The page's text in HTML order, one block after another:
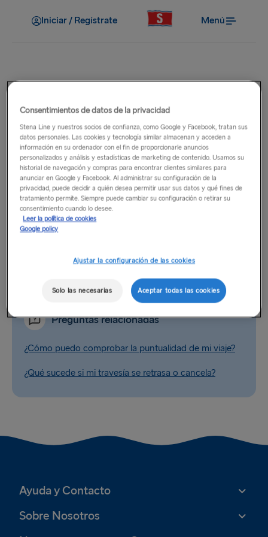
Iniciar / Regístrate Menú
¿A qué hora sale el ferry?
Los horarios de facturación para cada ruta y ferry se
muestran en tu billete electrónico y en tu aviso de reserva.
Compruébalo detenidamente antes de viajar. Algunos
servicios Tren y barco por el Mar de Irlanda pueden tener
llegadas de trenes programadas después de la última hora
de salida; sin embargo, dichos pasajeros aún podrán
embarcar. Si los servicios de trenes se demoran, los barcos
barco, sujeto a la discreción del Capitán.
Preguntas relacionadas
¿Cómo puedo comprobar la puntualidad de mi viaje?
¿Qué sucede si mi travesía se retrasa o cancela?
Ayuda y Contacto
Sobre Nosotros
Consentimientos de datos de la privacidad
Stena Line y nuestros socios de confianza, como Google y Facebook, tratan sus
datos personales. Las cookies y tecnología similar almacenan y acceden a
información en su ordenador con el fin de proporcionarle anuncios
personalizados y análisis y estadísticas de marketing de contenido. Usamos su
historial de navegación y compras para encontrar clientes similares para
anunciar en Google y Facebook. Al administrar su configuración de la
privacidad, puede decidir a quién desea permitir usar sus datos y qué fines de
tratamiento permite. Siempre puede cambiar su configuración o retirar su
consentimiento cuando lo desee.
Leer la política de cookies
Google policy
Ajustar la configuración de las cookies
Solo las necesarias Aceptar todas las cookies